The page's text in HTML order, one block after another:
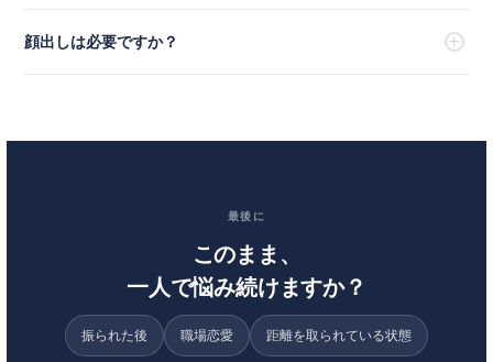
と、今後の方向性を明確にすることを目的としています。
顔出しは必要ですか？
最後に
このまま、
一人で悩み続けますか？
振られた後 職場恋愛 距離を取られている状態